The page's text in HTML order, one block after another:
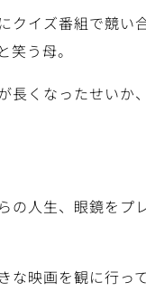
クイズ番組で競い
笑う母。
長くなったせいか
の人生、眼鏡をプ
な映画を観に行っ